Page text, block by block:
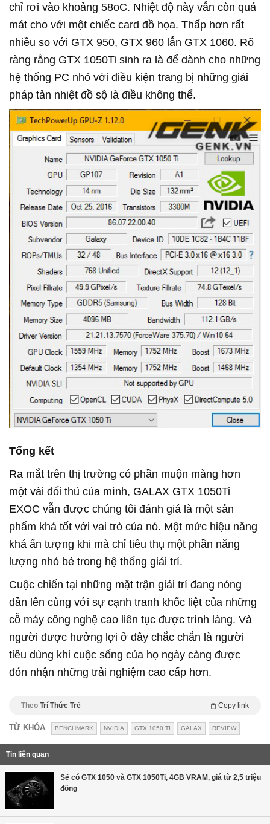
chỉ rơi vào khoảng 58oC. Nhiệt độ này vẫn còn quá
mát cho với một chiếc card đồ họa. Thấp hơn rất
nhiều so với GTX 950, GTX 960 lẫn GTX 1060. Rõ
ràng rằng GTX 1050Ti sinh ra là để dành cho những
hệ thống PC nhỏ với điều kiện trang bị những giải
pháp tản nhiệt đồ sộ là điều không thể.
Tổng kết
Ra mắt trên thị trường có phần muộn màng hơn
một vài đối thủ của mình, GALAX GTX 1050Ti
EXOC vẫn được chúng tôi đánh giá là một sản
phẩm khá tốt với vai trò của nó. Một mức hiệu năng
khá ấn tượng khi mà chỉ tiêu thụ một phần năng
lượng nhỏ bé trong hệ thống giải trí.
Cuộc chiến tại những mặt trận giải trí đang nóng
dần lên cùng với sự cạnh tranh khốc liệt của những
cỗ máy công nghệ cao liên tục được trình làng. Và
người được hưởng lợi ở đây chắc chắn là người
tiêu dùng khi cuộc sống của họ ngày càng được
đón nhận những trải nghiệm cao cấp hơn.
Theo Trí Thức Trẻ Copy link
TỪ KHÓA BENCHMARK NVIDIA GTX 1050 TI GALAX REVIEW
Tin liên quan
Sẽ có GTX 1050 và GTX 1050Ti, 4GB VRAM, giá từ 2,5 triệu
đồng